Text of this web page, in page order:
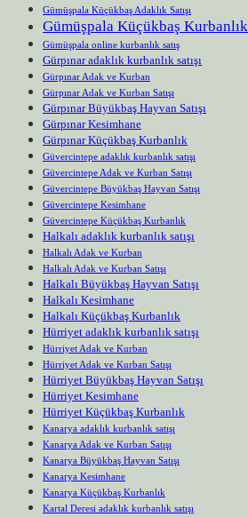
Gümüşpala Küçükbaş Adaklık Satışı
Gümüşpala Küçükbaş Kurbanlık
Gümüşpala online kurbanlık satış
Gürpınar adaklık kurbanlık satışı
Gürpınar Adak ve Kurban
Gürpınar Adak ve Kurban Satışı
Gürpınar Büyükbaş Hayvan Satışı
Gürpınar Kesimhane
Gürpınar Küçükbaş Kurbanlık
Güvercintepe adaklık kurbanlık satışı
Güvercintepe Adak ve Kurban Satışı
Güvercintepe Büyükbaş Hayvan Satışı
Güvercintepe Kesimhane
Güvercintepe Küçükbaş Kurbanlık
Halkalı adaklık kurbanlık satışı
Halkalı Adak ve Kurban
Halkalı Adak ve Kurban Satışı
Halkalı Büyükbaş Hayvan Satışı
Halkalı Kesimhane
Halkalı Küçükbaş Kurbanlık
Hürriyet adaklık kurbanlık satışı
Hürriyet Adak ve Kurban
Hürriyet Adak ve Kurban Satışı
Hürriyet Büyükbaş Hayvan Satışı
Hürriyet Kesimhane
Hürriyet Küçükbaş Kurbanlık
Kanarya adaklık kurbanlık satışı
Kanarya Adak ve Kurban Satışı
Kanarya Büyükbaş Hayvan Satışı
Kanarya Kesimhane
Kanarya Küçükbaş Kurbanlık
Kartal Deresi adaklık kurbanlık satışı